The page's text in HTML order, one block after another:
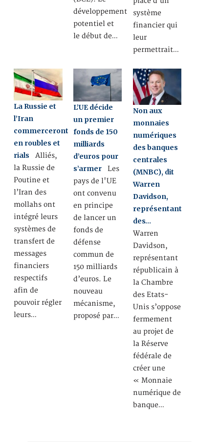
développement
potentiel et
le début de…
système
financier qui
leur
permettrait…
La Russie et
l’Iran
commerceront
en roubles et
rials Alliés,
la Russie de
Poutine et
l’Iran des
mollahs ont
intégré leurs
systèmes de
transfert de
messages
financiers
respectifs
afin de
pouvoir régler
leurs…
L’UE décide
un premier
fonds de 150
milliards
d’euros pour
s’armer Les
pays de l'UE
ont convenu
en principe
de lancer un
fonds de
défense
commun de
150 milliards
d’euros. Le
nouveau
mécanisme,
proposé par…
Non aux
monnaies
numériques
des banques
centrales
(MNBC), dit
Warren
Davidson,
représentant
des…
Warren
Davidson,
représentant
républicain à
la Chambre
des Etats-
Unis s’oppose
fermement
au projet de
la Réserve
fédérale de
créer une
« Monnaie
numérique de
banque…